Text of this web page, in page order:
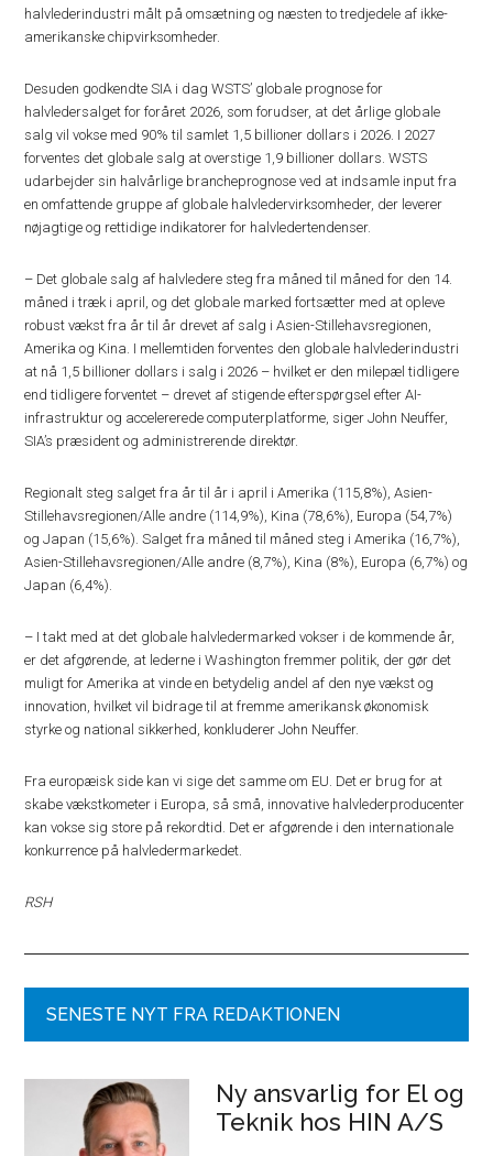
halvlederindustri målt på omsætning og næsten to tredjedele af ikke-
amerikanske chipvirksomheder.
Desuden godkendte SIA i dag WSTS’ globale prognose for
halvledersalget for foråret 2026, som forudser, at det årlige globale
salg vil vokse med 90% til samlet 1,5 billioner dollars i 2026. I 2027
forventes det globale salg at overstige 1,9 billioner dollars. WSTS
udarbejder sin halvårlige brancheprognose ved at indsamle input fra
en omfattende gruppe af globale halvledervirksomheder, der leverer
nøjagtige og rettidige indikatorer for halvledertendenser.
– Det globale salg af halvledere steg fra måned til måned for den 14.
måned i træk i april, og det globale marked fortsætter med at opleve
robust vækst fra år til år drevet af salg i Asien-Stillehavsregionen,
Amerika og Kina. I mellemtiden forventes den globale halvlederindustri
at nå 1,5 billioner dollars i salg i 2026 – hvilket er den milepæl tidligere
end tidligere forventet – drevet af stigende efterspørgsel efter AI-
infrastruktur og accelererede computerplatforme, siger John Neuffer,
SIA’s præsident og administrerende direktør.
Regionalt steg salget fra år til år i april i Amerika (115,8%), Asien-
Stillehavsregionen/Alle andre (114,9%), Kina (78,6%), Europa (54,7%)
og Japan (15,6%). Salget fra måned til måned steg i Amerika (16,7%),
Asien-Stillehavsregionen/Alle andre (8,7%), Kina (8%), Europa (6,7%) og
Japan (6,4%).
– I takt med at det globale halvledermarked vokser i de kommende år,
er det afgørende, at lederne i Washington fremmer politik, der gør det
muligt for Amerika at vinde en betydelig andel af den nye vækst og
innovation, hvilket vil bidrage til at fremme amerikansk økonomisk
styrke og national sikkerhed, konkluderer John Neuffer.
Fra europæisk side kan vi sige det samme om EU. Det er brug for at
skabe vækstkometer i Europa, så små, innovative halvlederproducenter
kan vokse sig store på rekordtid. Det er afgørende i den internationale
konkurrence på halvledermarkedet.
RSH
SENESTE NYT FRA REDAKTIONEN
Ny ansvarlig for El og
Teknik hos HIN A/S